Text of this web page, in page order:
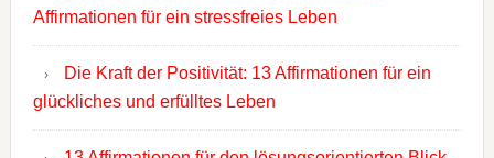
Affirmationen für ein stressfreies Leben
Die Kraft der Positivität: 13 Affirmationen für ein
glückliches und erfülltes Leben